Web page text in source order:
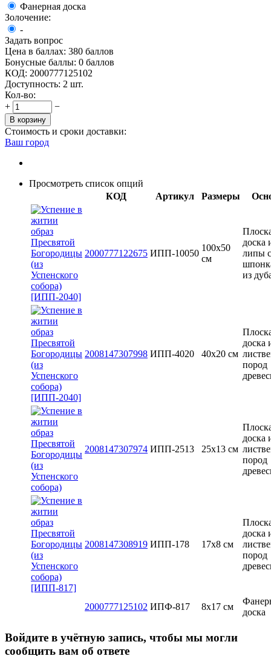
Фанерная доска
Золочение:
-
Задать вопрос
Цена в баллах: 380 баллов
Бонусные баллы: 0 баллов
КОД: 2000777125102
Доступность: 2 шт.
Кол-во:
+
−
В корзину
Стоимость и сроки доставки:
Ваш город
Просмотреть список опций
КОД
Артикул Размеры
2000777122675 ИПП-10050
100х50
см
доска
липы
из
2008147307998 ИПП-4020 40х20 см
доска
пород
2008147307974 ИПП-2513 25х13 см
доска
пород
2008147308919 ИПП-178 17х8 см
доска
пород
2000777125102 ИПФ-817 8x17 см
доска
Войдите в учётную запись, чтобы мы могли
сообщить вам об ответе